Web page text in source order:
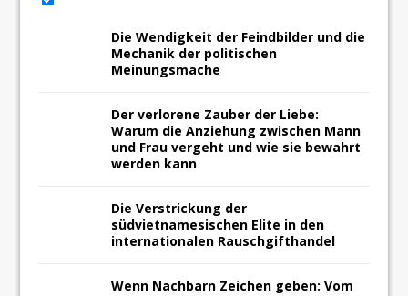
Die Wendigkeit der Feindbilder und die
Mechanik der politischen
Meinungsmache
Der verlorene Zauber der Liebe:
Warum die Anziehung zwischen Mann
und Frau vergeht und wie sie bewahrt
werden kann
Die Verstrickung der
südvietnamesischen Elite in den
internationalen Rauschgifthandel
Wenn Nachbarn Zeichen geben: Vom